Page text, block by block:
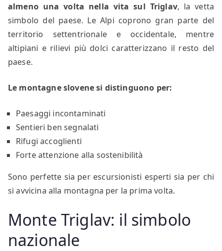
almeno una volta nella vita sul Triglav, la vetta
simbolo del paese. Le Alpi coprono gran parte del
territorio settentrionale e occidentale, mentre
altipiani e rilievi più dolci caratterizzano il resto del
paese.
Le montagne slovene si distinguono per:
Paesaggi incontaminati
Sentieri ben segnalati
Rifugi accoglienti
Forte attenzione alla sostenibilità
Sono perfette sia per escursionisti esperti sia per chi
si avvicina alla montagna per la prima volta.
Monte Triglav: il simbolo
nazionale